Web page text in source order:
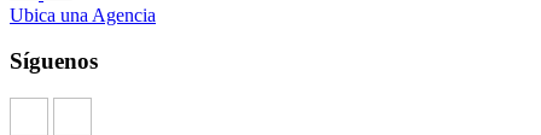
Ubica una Agencia
Síguenos